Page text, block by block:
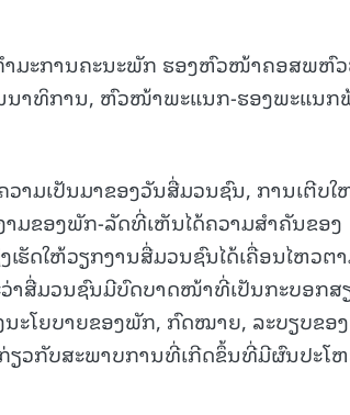
ຳມະການຄະນະພັກ ຮອງຫົວໜ້າຄອສພຫົ
າທິການ, ຫົວໜ້າພະແນກ-ຮອງພະແນກ
າມເປັນມາຂອງວັນສື່ມວນຊົນ, ການເຕີບໃ
ມຂອງພັກ-ລັດທີ່ເຫັນໄດ້ຄວາມສຳຄັນຂອງ
ຮັດໃຫ້ວຽກງານສື່ມວນຊົນໄດ້ເຄື່ອນໄຫວຕ
າສື່ມວນຊົນມີບົດບາດໜ້າທີ່ເປັນກະບອກສ
ະໂຍບາຍຂອງພັກ, ກົດໝາຍ, ລະບຽບຂອງ
ຽວກັບສະພາບການທີ່ເກີດຂຶ້ນທີ່ມີຜົນປະໂ
15.040(07-08-